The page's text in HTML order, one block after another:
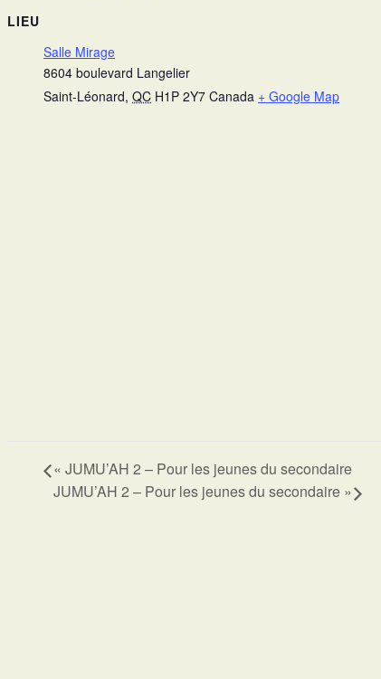
LIEU
Salle Mirage
8604 boulevard Langelier
Saint-Léonard, QC H1P 2Y7 Canada + Google Map
« JUMU’AH 2 – Pour les jeunes du secondaire
JUMU’AH 2 – Pour les jeunes du secondaire »